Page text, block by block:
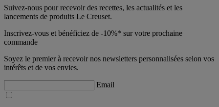
Suivez-nous pour recevoir des recettes, les actualités et les
lancements de produits Le Creuset.
Inscrivez-vous et bénéficiez de -10%* sur votre prochaine
commande
Soyez le premier à recevoir nos newsletters personnalisées selon vos
intérêts et de vos envies.
Email